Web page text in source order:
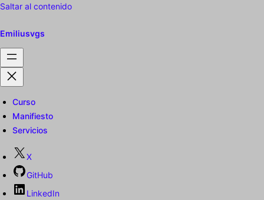
Saltar al contenido
Emiliusvgs
Curso
Manifiesto
Servicios
X
GitHub
LinkedIn